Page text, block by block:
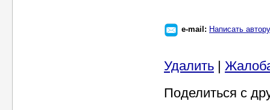
e-mail: Написать автору
Удалить |
Поделиться с